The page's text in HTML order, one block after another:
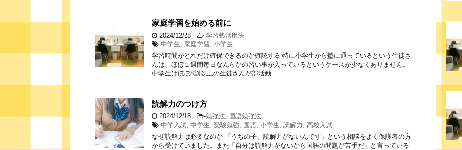
家庭学習を始める前に
2024/12/28 -学習塾活用法
中学生, 家庭学習, 小学生
学習時間がどれだけ確保できるのか確認する 特に小学生から塾に通っているという生徒さ
んは、ほぼ１週間毎日なんらかの習い事が入っているというケースが少なくありません。
中学生はほぼ8割以上の生徒さんが部活動 …
読解力のつけ方
2024/12/18 -勉強法, 国語勉強法
中学入試, 中学生, 受験勉強, 国語, 小学生, 読解力 , 高校入試
なぜ読解力は必要なのか 「うちの子、読解力がないんです」という相談をよく保護者の方
から受けていました。また「自分は読解力がないから国語の問題が苦手だ」と言っている